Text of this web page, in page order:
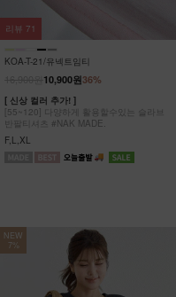
KOA-T-21/유넥트임티
36%
10,900원
[ 신상 컬러 추가! ]
[55~120] 다양하게 활용할수있는 슬라브
반팔티셔츠 #NAK MADE.
F,L,XL
리뷰 71
NEW
7%